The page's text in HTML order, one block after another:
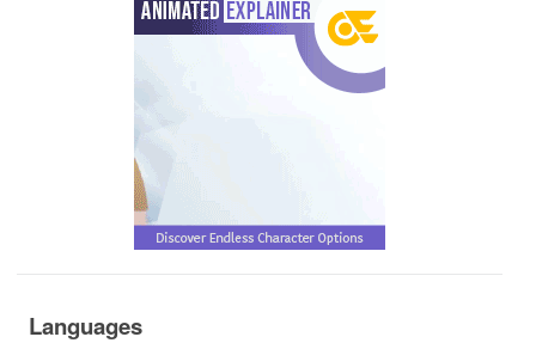
Languages